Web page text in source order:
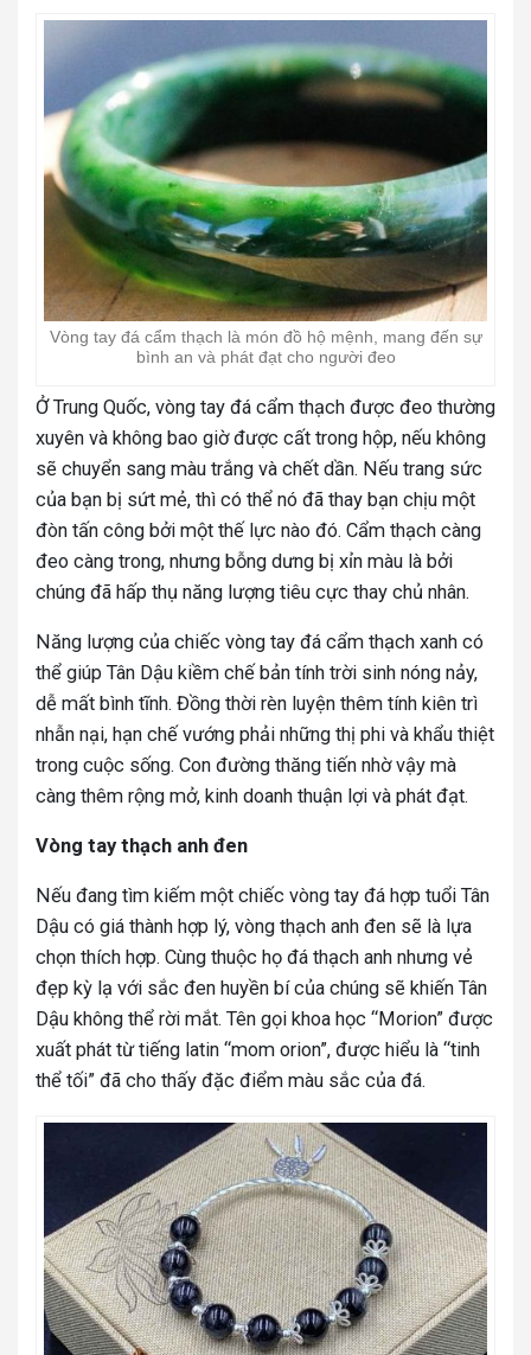
Vòng tay đá cẩm thạch là món đồ hộ mệnh, mang đến sự
bình an và phát đạt cho người đeo
Ở Trung Quốc, vòng tay đá cẩm thạch được đeo thường
xuyên và không bao giờ được cất trong hộp, nếu không
sẽ chuyển sang màu trắng và chết dần. Nếu trang sức
của bạn bị sứt mẻ, thì có thể nó đã thay bạn chịu một
đòn tấn công bởi một thế lực nào đó. Cẩm thạch càng
đeo càng trong, nhưng bỗng dưng bị xỉn màu là bởi
chúng đã hấp thụ năng lượng tiêu cực thay chủ nhân.
Năng lượng của chiếc vòng tay đá cẩm thạch xanh có
thể giúp Tân Dậu kiềm chế bản tính trời sinh nóng nảy,
dễ mất bình tĩnh. Đồng thời rèn luyện thêm tính kiên trì
nhẫn nại, hạn chế vướng phải những thị phi và khẩu thiệt
trong cuộc sống. Con đường thăng tiến nhờ vậy mà
càng thêm rộng mở, kinh doanh thuận lợi và phát đạt.
Vòng tay thạch anh đen
Nếu đang tìm kiếm một chiếc vòng tay đá hợp tuổi Tân
Dậu có giá thành hợp lý, vòng thạch anh đen sẽ là lựa
chọn thích hợp. Cùng thuộc họ đá thạch anh nhưng vẻ
đẹp kỳ lạ với sắc đen huyền bí của chúng sẽ khiến Tân
Dậu không thể rời mắt. Tên gọi khoa học “Morion” được
xuất phát từ tiếng latin “mom orion”, được hiểu là “tinh
thể tối” đã cho thấy đặc điểm màu sắc của đá.